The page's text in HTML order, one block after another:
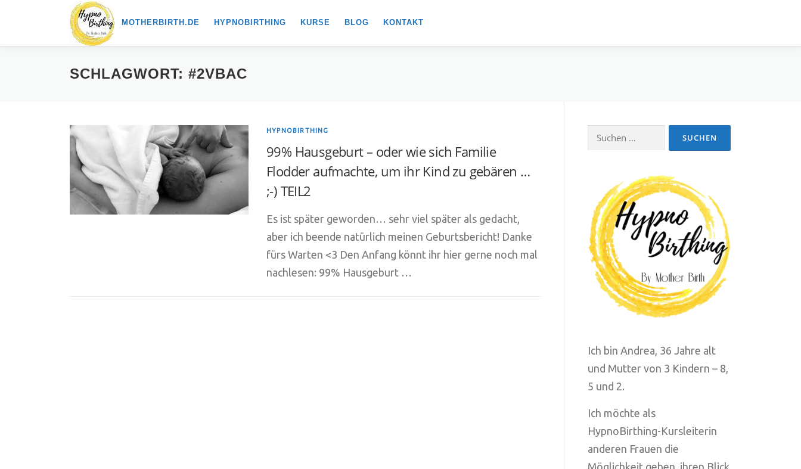
springen
MOTHERBIRTH.DE HYPNOBIRTHING KURSE BLOG KONTAKT
SCHLAGWORT: #2VBAC
HYPNOBIRTHING
99% Hausgeburt – oder wie sich Familie
Flodder aufmachte, um ihr Kind zu gebären …
;-) TEIL2
Es ist später geworden… sehr viel später als gedacht,
aber ich beende natürlich meinen Geburtsbericht! Danke
fürs Warten <3 Den Anfang könnt ihr hier gerne noch mal
nachlesen: 99% Hausgeburt …
Suchen
Ich bin Andrea, 36 Jahre alt
und Mutter von 3 Kindern – 8,
5 und 2.
Ich möchte als
HypnoBirthing-Kursleiterin
anderen Frauen die
Möglichkeit geben, ihren Blick